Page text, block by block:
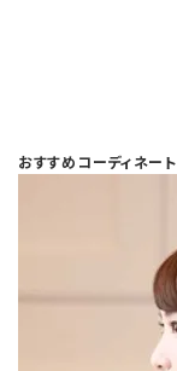
おすすめコーディネート